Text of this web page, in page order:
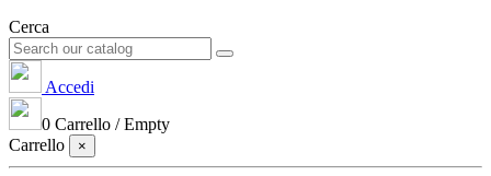
Cerca
Accedi
0 Carrello /Empty
Carrello
×